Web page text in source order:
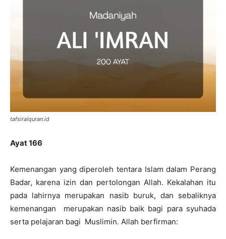
tafsiralquran.id
Ayat 166
Kemenangan yang diperoleh tentara Islam dalam Perang
Badar, karena izin dan pertolongan Allah. Kekalahan itu
pada lahirnya merupakan nasib buruk, dan sebaliknya
kemenangan merupakan nasib baik bagi para syuhada
serta pelajaran bagi Muslimin. Allah berfirman: